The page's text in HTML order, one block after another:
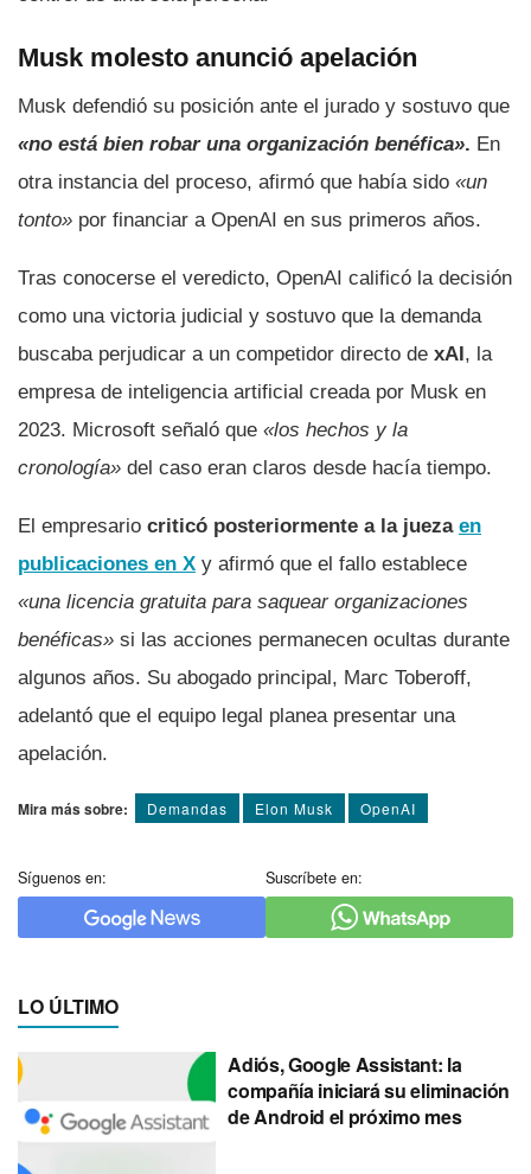
Musk molesto anunció apelación
Musk defendió su posición ante el jurado y sostuvo que
«no está bien robar una organización benéfica». En
otra instancia del proceso, afirmó que había sido «un
tonto» por financiar a OpenAI en sus primeros años.
Tras conocerse el veredicto, OpenAI calificó la decisión
como una victoria judicial y sostuvo que la demanda
buscaba perjudicar a un competidor directo de xAI , la
empresa de inteligencia artificial creada por Musk en
2023. Microsoft señaló que «los hechos y la
cronología» del caso eran claros desde hacía tiempo.
El empresario criticó posteriormente a la jueza en
publicaciones en X y afirmó que el fallo establece
«una licencia gratuita para saquear organizaciones
benéficas» si las acciones permanecen ocultas durante
algunos años. Su abogado principal, Marc Toberoff,
adelantó que el equipo legal planea presentar una
apelación.
Mira más sobre: Demandas Elon Musk OpenAI
Síguenos en: Suscríbete en:
LO ÚLTIMO
Adiós, Google Assistant: la
compañía iniciará su eliminación
de Android el próximo mes